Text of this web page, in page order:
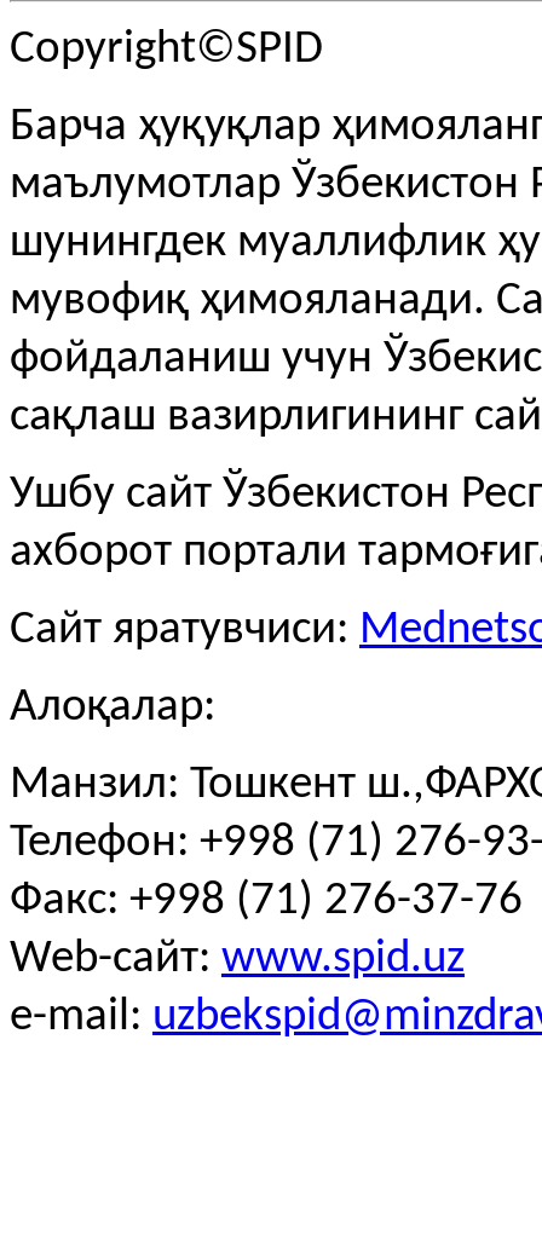
Copyright©SPID
Барча ҳуқуқлар
маълумотлар Ўзбекистон
шунингдек муаллифлик
мувофиқ ҳимояланади.
фойдаланиш учун
сақлаш вазирлигининг
Ушбу сайт Ўзбекистон
ахборот портали
Сайт яратувчиси:
Алоқалар:
Манзил: Тошкент
Телефон: +998 (71) 276-
Факс: +998 (71) 276-37-76
Web-сайт: www.spid.uz
e-mail: